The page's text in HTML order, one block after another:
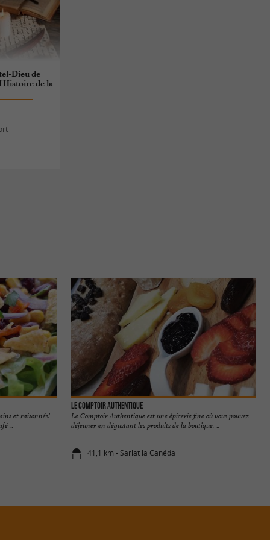
Dieu de
de la
et raisonnés!
...
Le Comptoir Authentique
Le Comptoir Authentique est une épicerie fine où vous pouvez
déjeuner en dégustant les produits de la boutique. ...
41,1 km - Sarlat la Canéda